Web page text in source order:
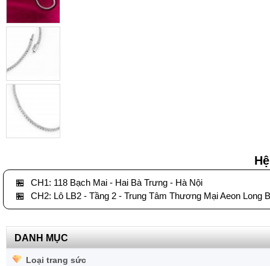
🏪
CH1: 118 Bạch Mai - Hai Bà Trưng - Hà Nội
🏪
CH2: Lô LB2 - Tầng 2 - Trung Tâm Thương Mại Aeon Long
DANH MỤC
Loại trang sức